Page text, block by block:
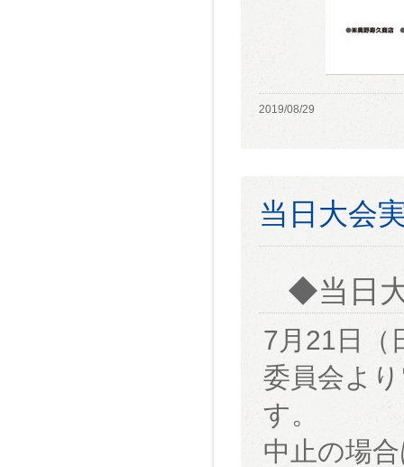
2019/08/29
当日大会
◆当日
7月21日
委員会よ
す。
中止の場